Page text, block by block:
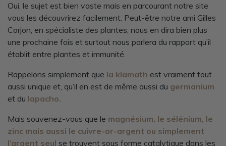
Oui, le sujet est bien vaste mais en parcourant notre site
vous les découvrirez facilement. Peut-être notre ami Gilles
Corjon, en spécialiste des plantes, nous en dira bien plus
une prochaine fois et surtout nous parlera du rapport qu’il
établit entre plantes et immunité.
Rappelons simplement que la klamath est vraiment tout
aussi unique et, qu’il en est de même aussi du germanium
et du lapacho.
Mais souvenez-vous que le magnésium, le sélénium, le
zinc mais aussi le cuivre-or-argent ou simplement
l’argent seul se trouvent sous forme catalytique dans les